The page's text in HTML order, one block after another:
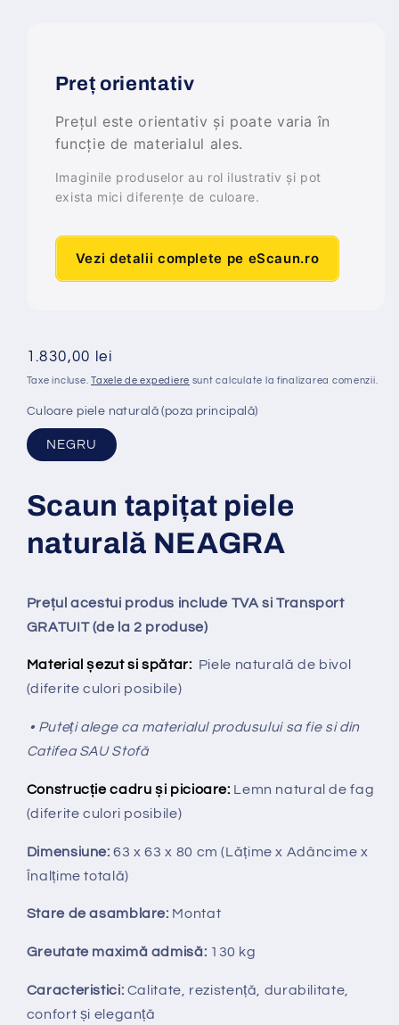
Preț orientativ
Prețul este orientativ și poate varia în
funcție de materialul ales.
Imaginile produselor au rol ilustrativ și pot
exista mici diferențe de culoare.
Vezi detalii complete pe eScaun.ro
Preț
obișnuit
1.830,00 lei
Taxe incluse.Taxele de expediere sunt calculate la finalizarea comenzii.
Culoare piele naturală (poza principală)
NEGRU
Scaun tapițat piele
naturală NEAGRA
Prețul acestui produs include TVA si Transport
GRATUIT (de la 2 produse)
Material șezut si spătar: Piele naturală de bivol
(diferite culori posibile)
• Puteți alege ca materialul produsului sa fie si din
Catifea SAU Stofă
Construcție cadru și picioare: Lemn natural de fag
(diferite culori posibile)
Dimensiune: 63 x 63 x 80 cm(Lățime x Adâncime x
Înalțime totală)
Stare de asamblare: Montat
Greutate maximă admisă: 130 kg
Caracteristici: Calitate, rezistență, durabilitate,
confort și eleganță